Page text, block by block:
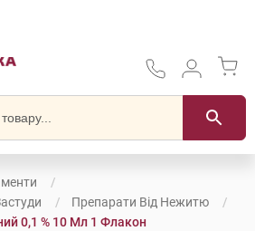
Препарати Від Нежитю
0,1 % 10 Мл 1 Флакон